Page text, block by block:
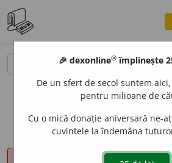
sinteza definițiilor (1) definiții (18)
🎉 dexonline® împlinește
De un sfert de secol suntem
pentru milioane de
Cu o mică donație aniversară ne-
cuvintele la îndemâna